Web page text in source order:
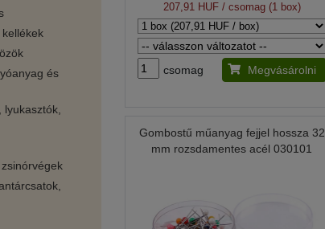
és
207,91 HUF/ csomag (1 box)
csomag Megvásárolni
Gombostű műanyag fejjel hossza 32
mm rozsdamentes acél 030101